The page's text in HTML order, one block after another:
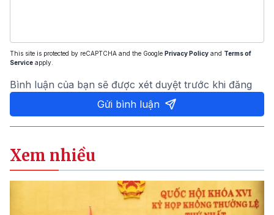
This site is protected by reCAPTCHA and the Google Privacy Policy and Terms of
Service apply.
Bình luận của bạn sẽ được xét duyệt trước khi đăng
Gửi bình luận
Xem nhiều